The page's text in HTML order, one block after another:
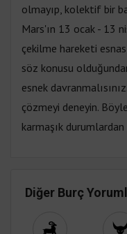
olmayıp, kolektif bir
Mars'ın 13 ocak - 13
çekilme hareketi
söz konusu
esnek
çözmeyi deneyin.
karmaşık
Diğer Burç